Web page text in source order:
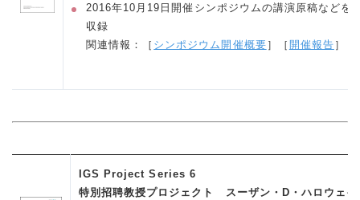
2016年10月19日開催シンポジウムの講演原稿などを
収録
関連情報：［ シンポジウム開催概要 ］［ 開催報告 ］
IGS Project Series 6
特別招聘教授プロジェクト スーザン・D・ハロウェイ